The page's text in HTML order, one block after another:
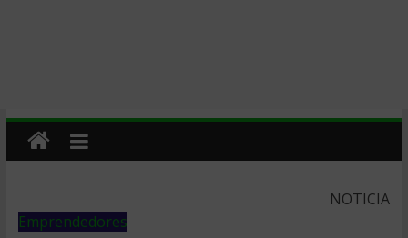
NOTICIA
Emprendedores